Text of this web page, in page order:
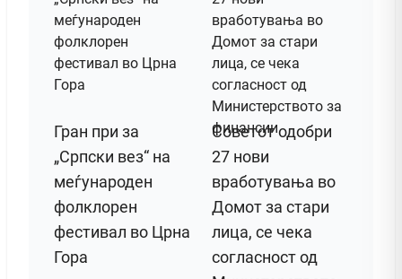
Гран при за
„Српски вез“ на
меѓународен
фолклорен
фестивал во Црна
Гора
Советот одобри
27 нови
вработувања во
Домот за стари
лица, се чека
согласност од